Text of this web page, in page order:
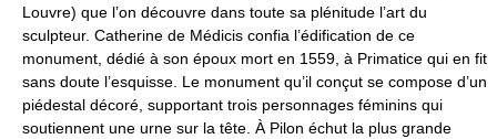
Louvre) que l’on découvre dans toute sa plénitude l’art du
sculpteur. Catherine de Médicis confia l’édification de ce
monument, dédié à son époux mort en 1559, à Primatice qui en fit
sans doute l’esquisse. Le monument qu’il conçut se compose d’un
piédestal décoré, supportant trois personnages féminins qui
soutiennent une urne sur la tête. À Pilon échut la plus grande